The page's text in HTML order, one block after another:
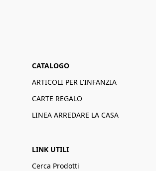
CATALOGO
ARTICOLI PER L'INFANZIA
CARTE REGALO
LINEA ARREDARE LA CASA
LINK UTILI
Cerca Prodotti